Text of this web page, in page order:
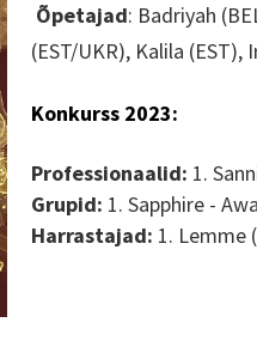
Õpetajad: Badriyah
(EST/UKR), Kalila (EST),
Konkurss 2023:
Professionaalid: 1.
Grupid: 1. Sapphire -
Harrastajad: 1. Lemme